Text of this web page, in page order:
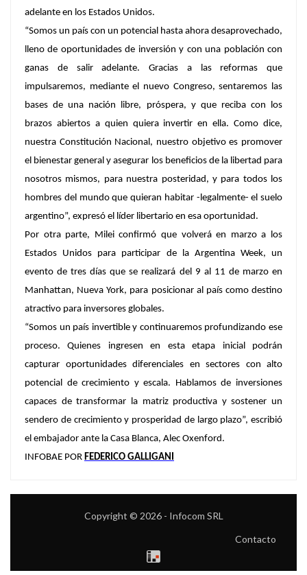
adelante en los Estados Unidos.
“Somos un país con un potencial hasta ahora desaprovechado,
lleno de oportunidades de inversión y con una población con
ganas de salir adelante. Gracias a las reformas que
impulsaremos, mediante el nuevo Congreso, sentaremos las
bases de una nación libre, próspera, y que reciba con los
brazos abiertos a quien quiera invertir en ella. Como dice,
nuestra Constitución Nacional, nuestro objetivo es promover
el bienestar general y asegurar los beneficios de la libertad para
nosotros mismos, para nuestra posteridad, y para todos los
hombres del mundo que quieran habitar -legalmente- el suelo
argentino”, expresó el líder libertario en esa oportunidad.
Por otra parte, Milei confirmó que volverá en marzo a los
Estados Unidos para participar de la Argentina Week, un
evento de tres días que se realizará del 9 al 11 de marzo en
Manhattan, Nueva York, para posicionar al país como destino
atractivo para inversores globales.
“Somos un país invertible y continuaremos profundizando ese
proceso. Quienes ingresen en esta etapa inicial podrán
capturar oportunidades diferenciales en sectores con alto
potencial de crecimiento y escala. Hablamos de inversiones
capaces de transformar la matriz productiva y sostener un
sendero de crecimiento y prosperidad de largo plazo”, escribió
el embajador ante la Casa Blanca, Alec Oxenford.
INFOBAE POR FEDERICO GALLIGANI
Copyright © 2026 - Infocom SRL
Contacto